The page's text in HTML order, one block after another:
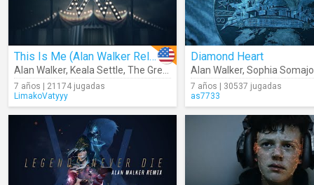
This Is Me (Alan Walker Relift)
Alan Walker, Keala Settle, The Greatest Showman Cast
7 años | 21174 jugadas
LimakoVatyyy
Diamond Heart
Alan Walker, Sophia Somajo
7 años | 30537 jugadas
as7733